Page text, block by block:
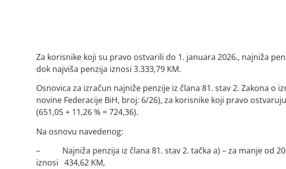
Za korisnike koji su pravo ostvarili do 1. januara 2026., najniža
dok najviša penzija iznosi 3.333,79 KM.
Osnovica za izračun najniže penzije iz člana 81. stav 2. Zakona o
novine Federacije BiH, broj: 6/26), za korisnike koji pravo
(651,05 + 11,26 % = 724,36).
Na osnovu navedenog:
– Najniža penzija iz člana 81. stav 2. tačka a) – za manje od 20
iznosi 434,62 KM,